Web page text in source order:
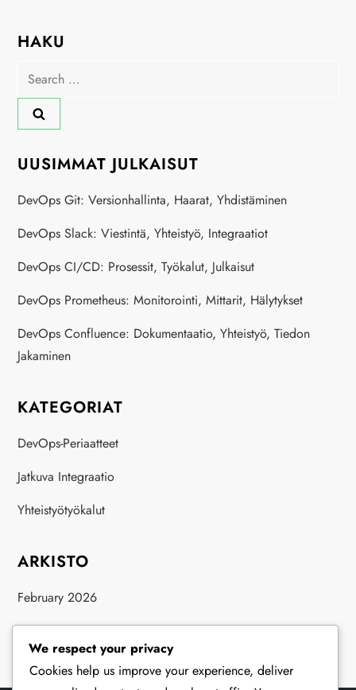
HAKU
Search
UUSIMMAT JULKAISUT
DevOps Git: Versionhallinta, Haarat, Yhdistäminen
DevOps Slack: Viestintä, Yhteistyö, Integraatiot
DevOps CI/CD: Prosessit, Työkalut, Julkaisut
DevOps Prometheus: Monitorointi, Mittarit, Hälytykset
DevOps Confluence: Dokumentaatio, Yhteistyö, Tiedon
Jakaminen
KATEGORIAT
DevOps-Periaatteet
Jatkuva Integraatio
Yhteistyötyökalut
ARKISTO
February 2026
January 2026
We respect your privacy
Cookies help us improve your experience, deliver